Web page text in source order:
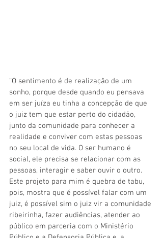
“O sentimento é de realização de um
sonho, porque desde quando eu pensava
em ser juíza eu tinha a concepção de que
o juiz tem que estar perto do cidadão,
junto da comunidade para conhecer a
realidade e conviver com estas pessoas
no seu local de vida. O ser humano é
social, ele precisa se relacionar com as
pessoas, interagir e saber ouvir o outro.
Este projeto para mim é quebra de tabu,
pois, mostra que é possível falar com um
juiz, é possível sim o juiz vir a comunidade
ribeirinha, fazer audiências, atender ao
público em parceria com o Ministério